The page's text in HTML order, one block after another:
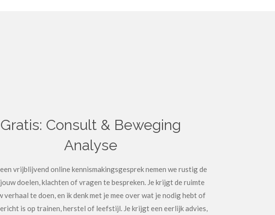
Gratis: Consult & Beweging
Analyse
vrijblijvend online kennismakingsgesprek nemen we rustig de
doelen, klachten of vragen te bespreken. Je krijgt de ruimte
verhaal te doen, en ik denk met je mee over wat je nodig hebt of
is op trainen, herstel of leefstijl. Je krijgt een eerlijk advies,